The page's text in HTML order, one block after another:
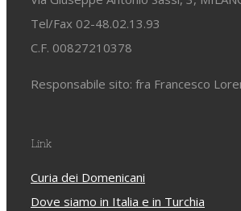
Tel/Fax 02-48.02.13.93
C.F. 00827210378
Responsabile sito: fra Francesco
Link
Curia dei Domenicani
Dove siamo in Italia e in Turchia